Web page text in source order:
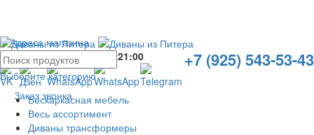
Адреса магазина
+7 (925) 543-53-43
Без выходных с10:00 21:00
Заказ звонка
Выберите категорию
Бескаркасная мебель
Весь ассортимент
Диваны трансформеры